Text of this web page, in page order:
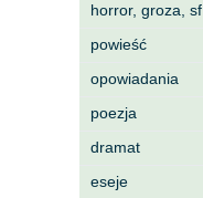
horror, groza, sf
powieść
opowiadania
poezja
dramat
eseje